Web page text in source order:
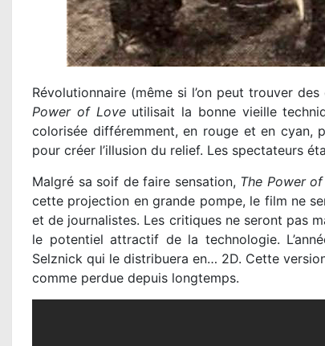
Révolutionnaire (même si l’on peut trouver
Power of Loveutilisait la bonne vieille
colorisée différemment, en rouge et en cyan,
pour créer l’illusion du relief. Les spectateurs
Malgré sa soif de faire sensation, The Power
cette projection en grande pompe, le film ne
et de journalistes. Les critiques ne seront pas
le potentiel attractif de la technologie.
Selznick qui le distribuera en… 2D. Cette
comme perdue depuis longtemps.